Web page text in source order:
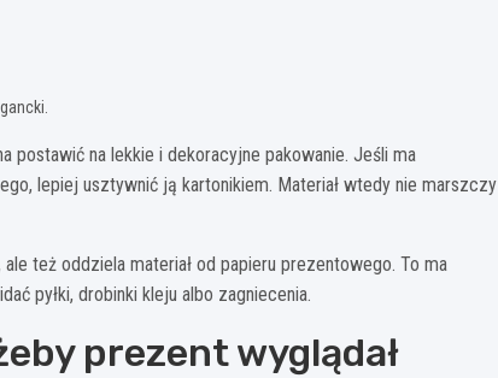
postawić na lekkie i dekoracyjne pakowanie. Jeśli ma
lepiej usztywnić ją kartonikiem. Materiał wtedy nie marszczy
też oddziela materiał od papieru prezentowego. To ma
pyłki, drobinki kleju albo zagniecenia.
prezent wyglądał